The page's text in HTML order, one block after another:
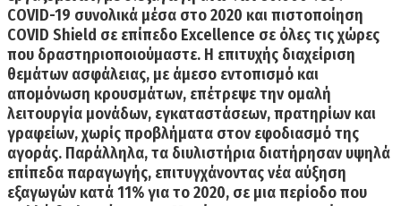
COVID-19 συνολικά μέσα στο 2020 και πιστοποίηση
COVID Shield σε επίπεδο Excellence σε όλες τις χώρες
που δραστηριοποιούμαστε. Η επιτυχής διαχείριση
θεμάτων ασφάλειας, με άμεσο εντοπισμό και
απομόνωση κρουσμάτων, επέτρεψε την ομαλή
λειτουργία μονάδων, εγκαταστάσεων, πρατηρίων και
γραφείων, χωρίς προβλήματα στον εφοδιασμό της
αγοράς. Παράλληλα, τα διυλιστήρια διατήρησαν υψηλά
επίπεδα παραγωγής, επιτυγχάνονταςνέα αύξηση
εξαγωγών κατά 11% για το 2020, σε μια περίοδο που